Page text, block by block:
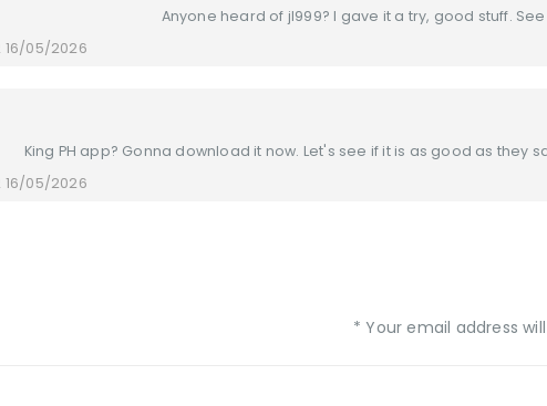
Anyone heard of jl999? I gave it a try, good stuff.
16/05/2026 at 21:12
King PH app? Gonna download it now. Let's see if it is as good as they
16/05/2026 at 21:12
Your email address